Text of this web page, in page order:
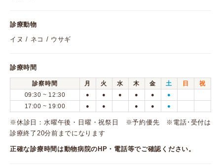
診療動物
イヌ / ネコ / ウサギ
診療時間
診察時間 月 火 水 木 金 土 日
祝
09:30 ~ 12:30
● ● ● ● ● ●
17:00 ~ 19:00 ● ● ● ● ●
※休診日：水曜午後・日曜・祝祭日 ※予約優先 ※電話･受付は
診療終了20分前までになります
正確な診療時間は動物病院のHP・電話等でご確認ください。